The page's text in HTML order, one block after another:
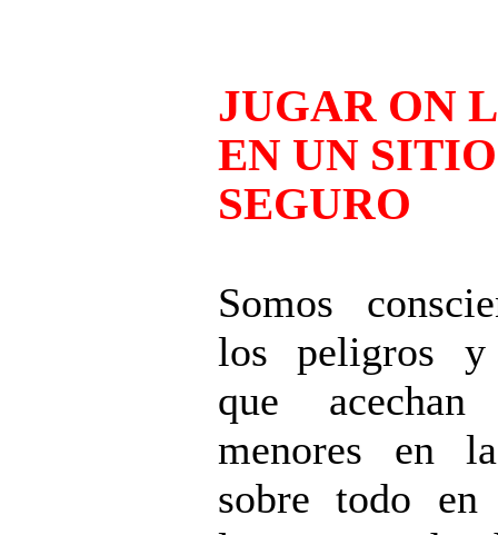
JUGAR ON
EN UN SITIO
SEGURO
Somos
los peligros y
que
menores en
sobre todo en